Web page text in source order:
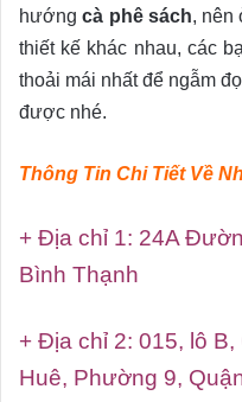
hướngcà phê sách, nên
thiết kế khác nhau, các
thoải mái nhất để ngẫm
được nhé.
Thông Tin Chi Tiết Về
+ Địa chỉ 1: 24A
Bình Thạnh
+ Địa chỉ 2: 015, lô
Huê, Phường 9,